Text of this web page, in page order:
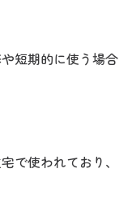
短期的に使う場合
で使われており、